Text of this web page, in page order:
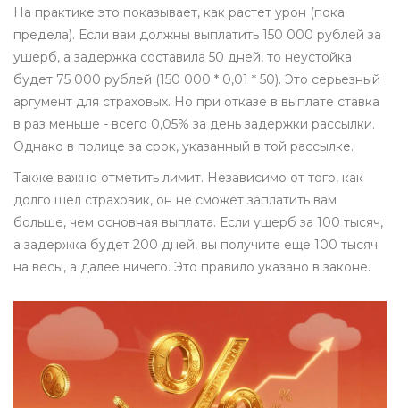
На практике это показывает, как растет урон (пока
предела). Если вам должны выплатить 150 000 рублей за
ушерб, а задержка составила 50 дней, то неустойка
будет 75 000 рублей (150 000 * 0,01 * 50). Это серьезный
аргумент для страховых. Но при отказе в выплате ставка
в раз меньше - всего 0,05% за день задержки рассылки.
Однако в полице за срок, указанный в той рассылке.
Также важно отметить лимит. Независимо от того, как
долго шел страховик, он не сможет заплатить вам
больше, чем основная выплата. Если ущерб за 100 тысяч,
а задержка будет 200 дней, вы получите еще 100 тысяч
на весы, а далее ничего. Это правило указано в законе.